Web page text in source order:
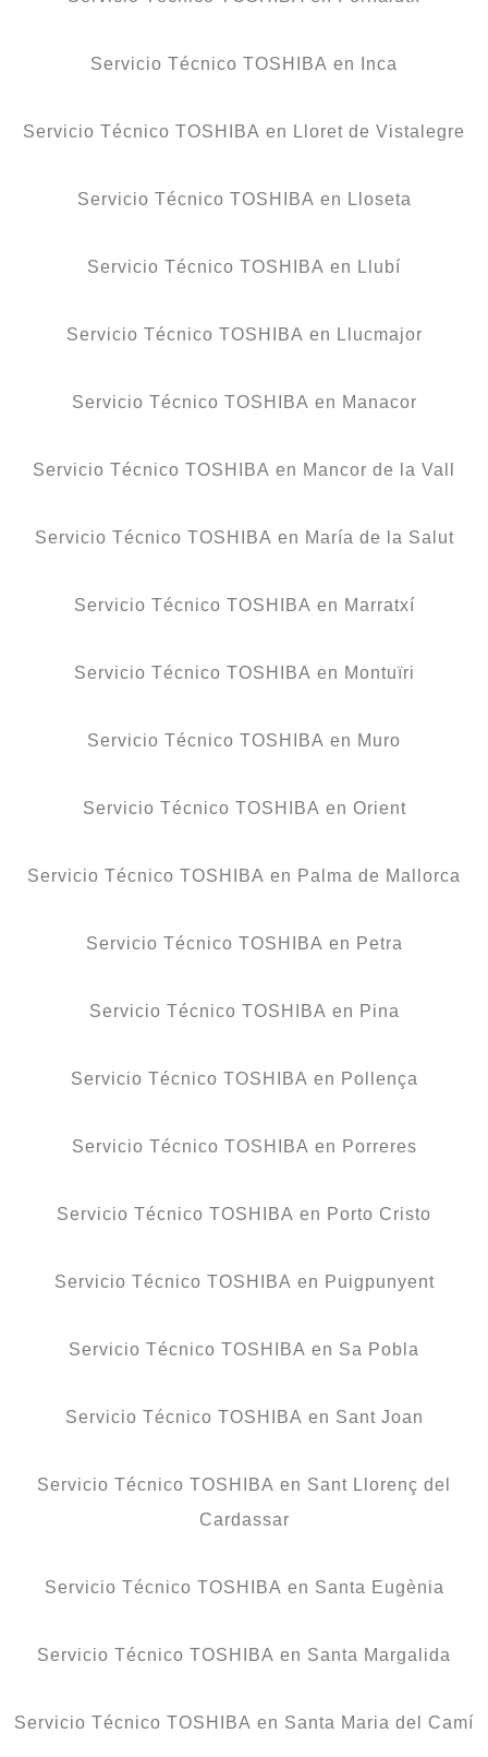
Servicio Técnico TOSHIBA en Inca
Servicio Técnico TOSHIBA en Lloret de Vistalegre
Servicio Técnico TOSHIBA en Lloseta
Servicio Técnico TOSHIBA en Llubí
Servicio Técnico TOSHIBA en Llucmajor
Servicio Técnico TOSHIBA en Manacor
Servicio Técnico TOSHIBA en Mancor de la Vall
Servicio Técnico TOSHIBA en María de la Salut
Servicio Técnico TOSHIBA en Marratxí
Servicio Técnico TOSHIBA en Montuïri
Servicio Técnico TOSHIBA en Muro
Servicio Técnico TOSHIBA en Orient
Servicio Técnico TOSHIBA en Palma de Mallorca
Servicio Técnico TOSHIBA en Petra
Servicio Técnico TOSHIBA en Pina
Servicio Técnico TOSHIBA en Pollença
Servicio Técnico TOSHIBA en Porreres
Servicio Técnico TOSHIBA en Porto Cristo
Servicio Técnico TOSHIBA en Puigpunyent
Servicio Técnico TOSHIBA en Sa Pobla
Servicio Técnico TOSHIBA en Sant Joan
Servicio Técnico TOSHIBA en Sant Llorenç del
Cardassar
Servicio Técnico TOSHIBA en Santa Eugènia
Servicio Técnico TOSHIBA en Santa Margalida
Servicio Técnico TOSHIBA en Santa Maria del Camí